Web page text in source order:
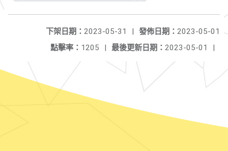
發佈日期： 2023-05-01
下架日期： 2023-05-31
|
最後更新日期： 2023-05-01 |
點擊率： 1205 |